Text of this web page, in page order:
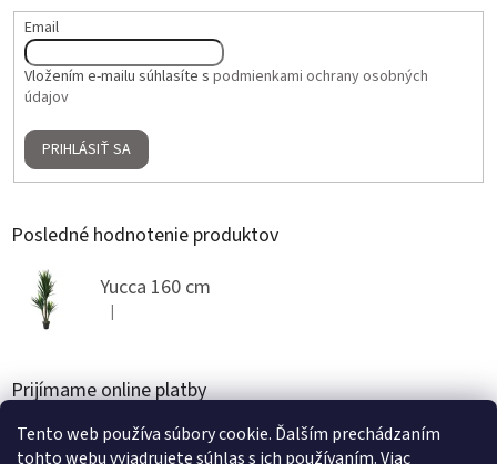
Tento web používa súbory cookie. Ďalším prechádzaním
tohto webu vyjadrujete súhlas s ich používaním. Viac
Email
Vložením e-mailu súhlasíte s podmienkami ochrany osobných
údajov
PRIHLÁSIŤ SA
Posledné hodnotenie produktov
Yucca 160 cm
Hodnotenie produktu je 5 z 5 hviezdičiek.
|
Prijímame online platby